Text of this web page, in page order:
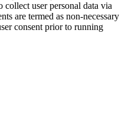
user personal data via
are termed as non-necessary
consent prior to running